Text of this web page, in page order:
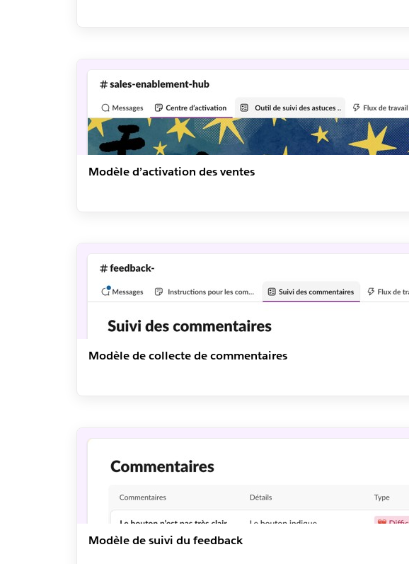
Modèle d’activation des ventes
Modèle de collecte de commentaires
Modèle de suivi du feedback